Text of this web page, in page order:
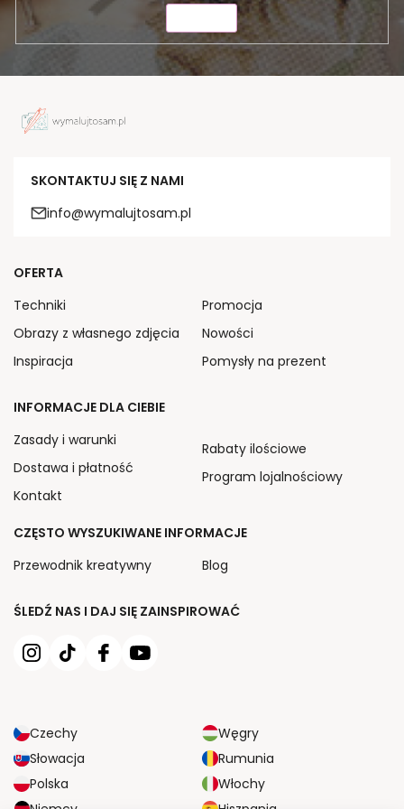
SKONTAKTUJ SIĘ Z NAMI
info@wymalujtosam.pl
ŚLEDŹ NAS I DAJ SIĘ ZAINSPIROWAĆ
Czechy
Węgry
Słowacja
Rumunia
Polska
Włochy
OFERTA
Techniki
Obrazy z własnego zdjęcia
Inspiracja
Promocja
Nowości
Pomysły na prezent
INFORMACJE DLA CIEBIE
Zasady i warunki
Dostawa i płatność
Kontakt
Rabaty ilościowe
Program lojalnościowy
CZĘSTO WYSZUKIWANE INFORMACJE
Przewodnik kreatywny
Blog